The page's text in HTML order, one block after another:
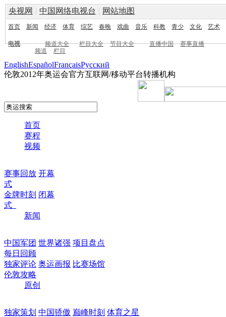
央视网 | 中国网络电视台 | 网站地图
首页 新闻 经济 体育 综艺 春晚 戏曲 音乐 科教 青少 文化 艺术
电视 频道大全 栏目大全 节目大全 直播中国
赛事直播
频道
栏目
EnglishEspañolFrançaisPусский
伦敦2012年奥运会官方互联网/移动平台转播机构
首页
赛程
视频
赛事回放 开幕
式
金牌时刻 闭幕
式
新闻
中国军团 世界诸强 项目盘点
每日回顾
独家评论 奥运画报 比赛场馆
伦敦攻略
原创
独家策划 中国骄傲 巅峰时刻 体育之星